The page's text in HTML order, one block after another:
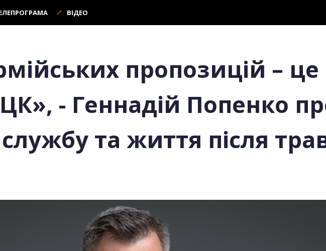
ВІДЕО
пропозицій – це
- Геннадій Попенко
службу та життя після